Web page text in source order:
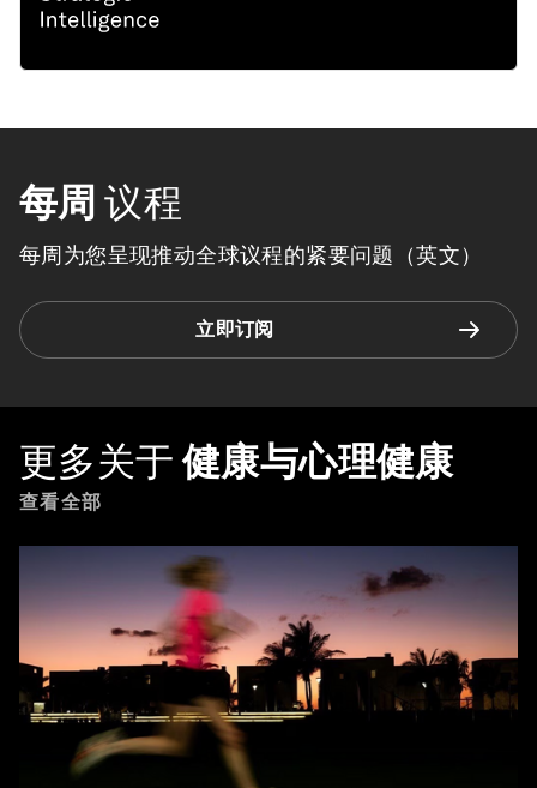
每周 议程
每周为您呈现推动全球议程的紧要问题（英文）
立即订阅
更多关于 健康与心理健康
查看全部